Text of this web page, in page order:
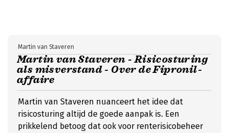
Martin van Staveren - Risicosturing
als misverstand - Over de Fipronil-
affaire
Martin van Staveren
Martin van Staveren nuanceert het idee dat
risicosturing altijd de goede aanpak is. Een
prikkelend betoog dat ook voor renterisicobeheer